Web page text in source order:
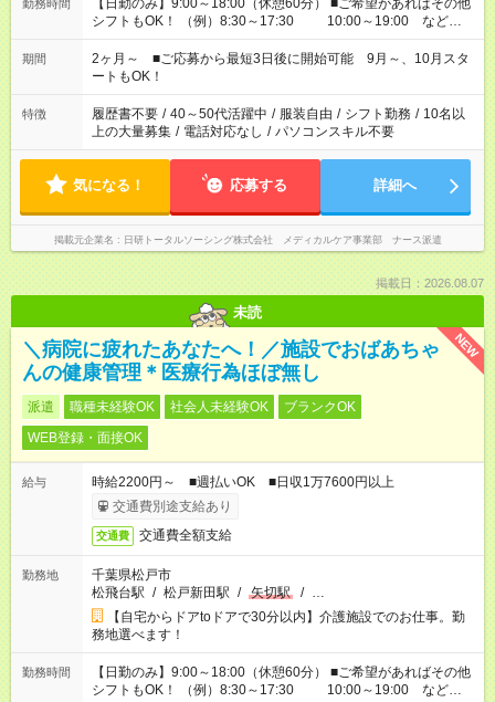
勤務時間
【日勤のみ】9:00～18:00（休憩60分） ■ご希望があればその他
シフトもOK！ （例）8:30～17:30 10:00～19:00 など
「家族とお休みを合わせたい」 「余裕を持って夕飯の準備がし
たい」 「できれば残業はしたくない」 など、ご希望があれば教
えてくださいね。 ※Wワーク希望の方へ 今ご覧のお仕事で希望
する勤務時間と、もう1つのお仕事の勤務時間。 合計で週40時
間を超える場合は応募できません
期間
2ヶ月～ ■ご応募から最短3日後に開始可能 9月～、10月スタ
ートもOK！
特徴 履歴書不要 / 40～50代活躍中 / 服装自由 / シフト勤務 / 10名以
上の大量募集 / 電話対応なし / パソコンスキル不要
気になる！ 応募する 詳細へ
掲載元企業名 日研トータルソーシング株式会社 メディカルケア事業部 ナース派遣
掲載日：2026.08.07
未読
NEW
＼病院に疲れたあなたへ！／施設でおばあちゃ
んの健康管理＊医療行為ほぼ無し
派遣 職種未経験OK 社会人未経験OK
ブランクOK
WEB登録・面接OK
給与
時給2200円～ ■週払いOK ■日収1万7600円以上
交通費別途支給あり
交通費 交通費全額支給
勤務地
千葉県松戸市
松飛台駅 / 松戸新田駅 / 矢切駅 / …
【自宅からドアtoドアで30分以内】介護施設でのお仕事。勤
務地選べます！
勤務時間
【日勤のみ】9:00～18:00（休憩60分） ■ご希望があればその他
シフトもOK！ （例）8:30～17:30 10:00～19:00 など